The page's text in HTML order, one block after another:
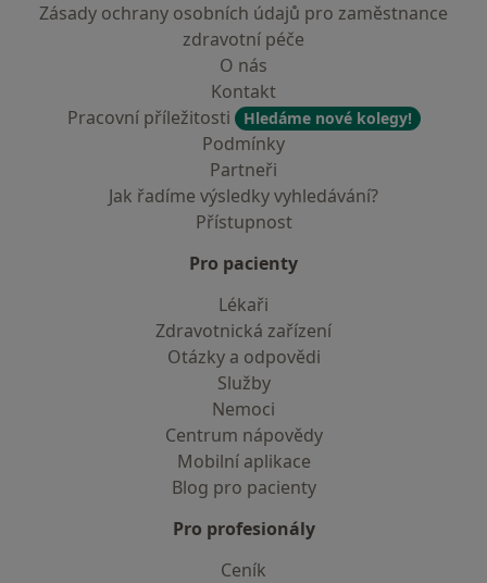
Zásady ochrany osobních údajů pro zaměstnance
zdravotní péče
O nás
Kontakt
Pracovní příležitosti
Hledáme nové kolegy!
Podmínky
Partneři
Jak řadíme výsledky vyhledávání?
Přístupnost
Pro pacienty
Lékaři
Zdravotnická zařízení
Otázky a odpovědi
Služby
Nemoci
Centrum nápovědy
Mobilní aplikace
Blog pro pacienty
Pro profesionály
Ceník